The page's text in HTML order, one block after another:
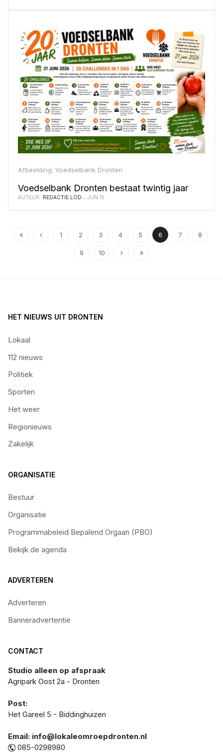
Afbeelding: Voedselbank Dronten
Voedselbank Dronten bestaat twintig jaar
AUTEUR: REDACTIE LOD JUN 15
1 2 3 4 5 6 7 8
9 10
HET NIEUWS UIT DRONTEN
Lokaal
112 nieuws
Politiek
Sporten
Het weer
Regionieuws
Zakelijk
ORGANISATIE
Bestuur
Organisatie
Programmabeleid Bepalend Orgaan (PBO)
Bekijk de agenda
ADVERTEREN
Adverteren
Banneradvertentie
CONTACT
Studio alleen op afspraak
Agripark Oost 2a - Dronten
Post:
Het Gareel 5 - Biddinghuizen
Email: info@lokaleomroepdronten.nl
085-0298980